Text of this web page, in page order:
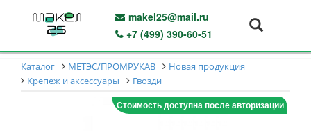
makel25@mail.ru
+7 (499) 390-60-51
Каталог МЕТЭС/ПРОМРУКАВ
Новая продукция
Крепеж и аксессуары
Гвозди
Стоимость доступна после авторизации